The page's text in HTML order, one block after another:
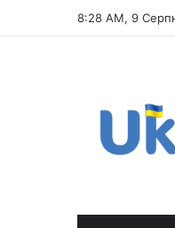
8:28 AM, 9